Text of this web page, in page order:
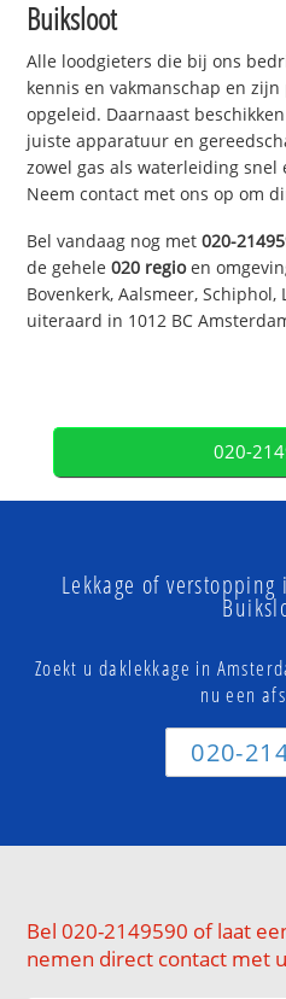
Buiksloot
Alle loodgieters die bij ons
kennis en vakmanschap en
opgeleid. Daarnaast
juiste apparatuur en
zowel gas als waterleiding snel
Neem contact met ons op om
Bel vandaag nog met020-
de gehele020 regioen
Bovenkerk, Aalsmeer,
uiteraard in 1012 BC
020-
Lekkage of
Zoekt u daklekkage in
nu een
020-
Bel 020-2149590 of laat
nemen direct contact met